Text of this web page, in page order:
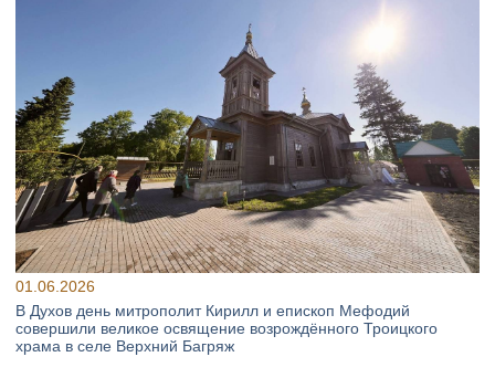
01.06.2026
В Духов день митрополит Кирилл и епископ Мефодий
совершили великое освящение возрождённого Троицкого
храма в селе Верхний Багряж